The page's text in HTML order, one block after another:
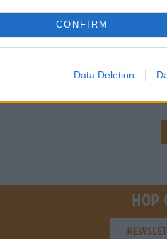
CONFIRM
Data Deletion
Hop